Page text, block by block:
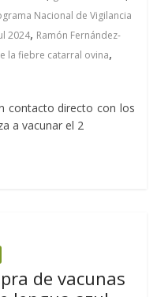
Nacional de Vigilancia
2024, Ramón Fernández-
la fiebre catarral ovina,
contacto directo con los
a vacunar el 2
de vacunas